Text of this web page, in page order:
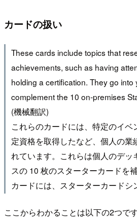
カードの扱い
These cards include topics that
achievements, such as having
holding a certification. They go
complement the 10 on-premises
(機械翻訳)
これらのカードには、特定のイ
定資格を取得したなど、個人の業
れています。これらは個人のデッ
スの 10 枚のスターターカードを
カードには、スターターカードシ
ここからわかることは以下の2つです